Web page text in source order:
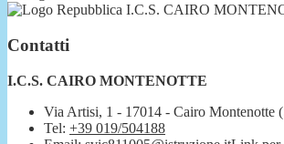
I.C.S. CAIRO
Contatti
I.C.S. CAIRO MONTENOTTE
Via Artisi, 1 - 17014 - Cairo Montenotte
Tel: +39 019/504188